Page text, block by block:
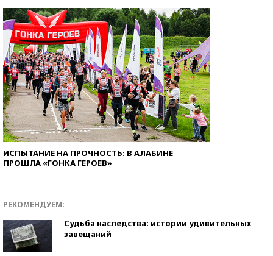
ИСПЫТАНИЕ НА ПРОЧНОСТЬ: В АЛАБИНЕ
ПРОШЛА «ГОНКА ГЕРОЕВ»
РЕКОМЕНДУЕМ:
Судьба наследства: истории удивительных
завещаний